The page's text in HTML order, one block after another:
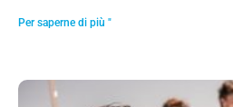
Per saperne di più "